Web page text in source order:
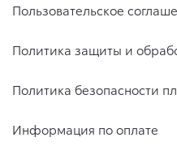
Пользовательское
Политика защиты и
Политика безопасности
Информация по оплате